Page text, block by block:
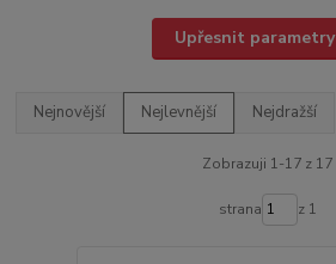
Upřesnit parametry
Nejnovější Nejlevnější Nejdražší
Zobrazuji 1-17 z 17
strana z 1